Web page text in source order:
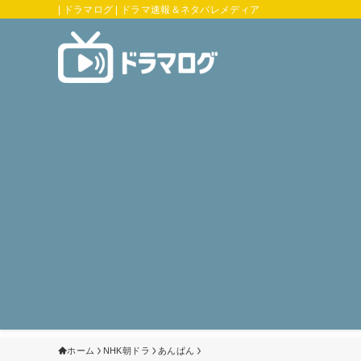
| ドラマログ | ドラマ速報＆ネタバレメディア
ホーム NHK朝ドラ あんぱん